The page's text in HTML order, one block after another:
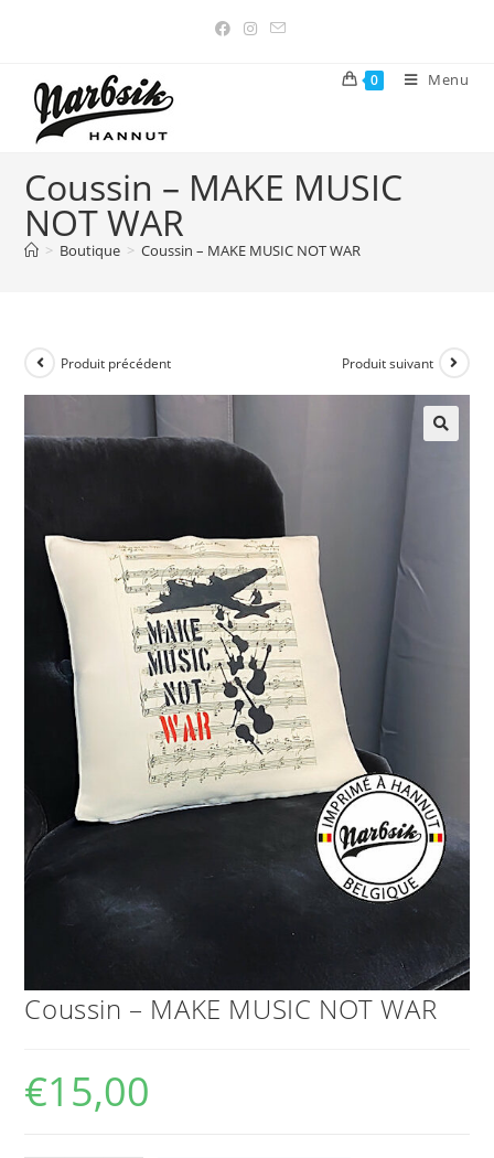
0 Menu
Coussin – MAKE MUSIC
NOT WAR
> Boutique > Coussin – MAKE MUSIC NOT WAR
Produit précédent Produit suivant
Coussin – MAKE MUSIC NOT WAR
€15,00